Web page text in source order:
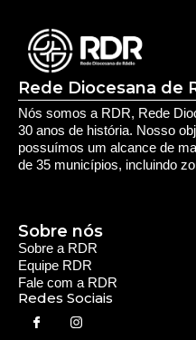
Fale com a RDR
Redes Sociais
Saúde e
Espiritualidade
Educação e
Serviços e
Utilidade Pública
Oportunidade
Segurança
Cultura e